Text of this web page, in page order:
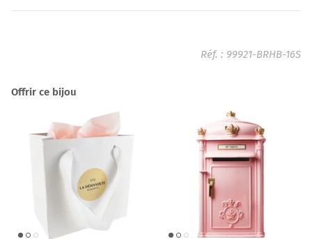
Réf. : 99921-BRHB-16S
Offrir ce bijou